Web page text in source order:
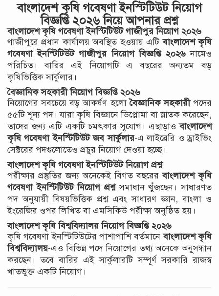
বাংলাদেশ কৃষি গবেষণা ইনস্টিটিউট নিয়োগ
বিজ্ঞপ্তি ২০২৬ নিয়ে আপনার প্রশ্ন
বাংলাদেশ কৃষি গবেষণা ইনস্টিটিউট গাজীপুর নিয়োগ ২০২৬
গাজীপুরে প্রধান কার্যালয় অবস্থিত হওয়ায় এটিবাংলাদেশ কৃষি
গবেষণা ইনস্টিটিউট গাজীপুর নিয়োগ বিজ্ঞপ্তি ২০২৬নামেও
পরিচিত। বারির এই নিয়োগটি এ বছরের অন্যতম বড়
কৃষিভিত্তিক সার্কুলার।
বৈজ্ঞানিক সহকারী নিয়োগ বিজ্ঞপ্তি ২০২৬
নিয়োগের সবচেয়ে বড় আকর্ষণ হলোবৈজ্ঞানিক সহকারীপদের
৫৫টি শূন্য পদ। যারা কৃষি বিজ্ঞানে ডিপ্লোমা বা স্নাতক করেছেন,
তাদের জন্য এটি একটি চমৎকার সুযোগ। এছাড়াওবাংলাদেশ
কৃষি গবেষণা ইনস্টিটিউট জব সার্কুলার-এ লাইব্রেরি ও ড্রাইভিং
সেক্টরের পদগুলোতেও প্রচুর নিয়োগ দেওয়া হচ্ছে।
বাংলাদেশ কৃষি গবেষণা ইনস্টিটিউট নিয়োগ প্রশ্ন
পরীক্ষার প্রস্তুতির জন্য অনেকেই বিগত বছরেরবাংলাদেশ কৃষি
গবেষণা ইনস্টিটিউট নিয়োগ প্রশ্নসমাধান খুঁজছেন। সাধারণত
পদ অনুযায়ী বিষয়ভিত্তিক প্রশ্ন এবং সাধারণ জ্ঞান, বাংলা ও
ইংরেজির ওপর লিখিত বা এমসিকিউ পরীক্ষা অনুষ্ঠিত হয়।
বাংলাদেশ কৃষি বিশ্ববিদ্যালয় নিয়োগ বিজ্ঞপ্তি ২০২৬
কৃষি গবেষণা ইনস্টিটিউটের পাশাপাশি বর্তমানেবাংলাদেশ কৃষি
বিশ্ববিদ্যালয়-এও বিভিন্ন পদে নিয়োগের তথ্য অনেকে অনুসন্ধান
করছেন। তবে বারির এই সার্কুলারটি সম্পূর্ণ সরকারি রাজস্ব
খাতভুক্ত একটি নিয়োগ।